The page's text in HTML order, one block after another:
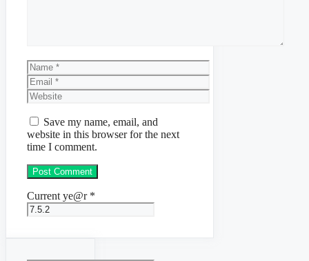
Name
Email
Website
Save my name, email, and
website in this browser for the next
time I comment.
Current ye@r *